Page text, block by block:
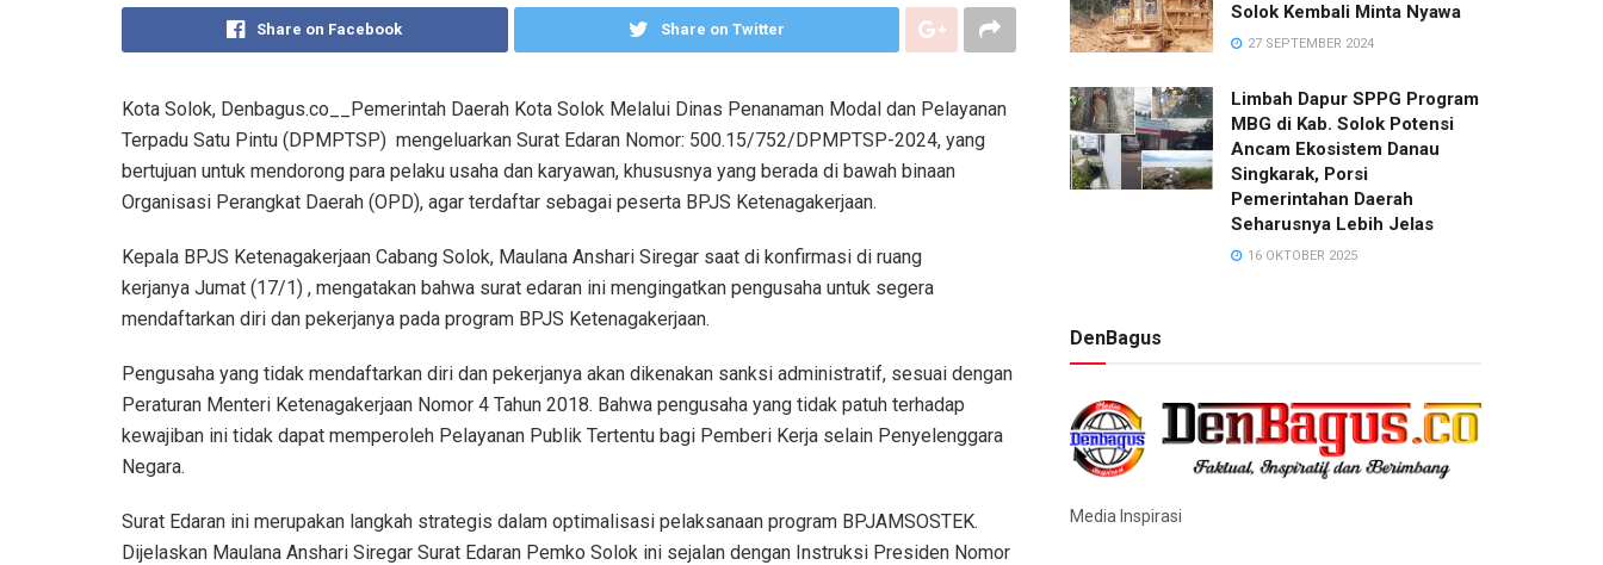
Share on Facebook Share on Twitter
Kota Solok, Denbagus.co__Pemerintah Daerah Kota Solok Melalui Dinas Penanaman Modal dan Pelayanan
Terpadu Satu Pintu (DPMPTSP) mengeluarkan Surat Edaran Nomor: 500.15/752/DPMPTSP-2024, yang
bertujuan untuk mendorong para pelaku usaha dan karyawan, khususnya yang berada di bawah binaan
Organisasi Perangkat Daerah (OPD), agar terdaftar sebagai peserta BPJS Ketenagakerjaan.
Kepala BPJS Ketenagakerjaan Cabang Solok, Maulana Anshari Siregar saat di konfirmasi di ruang
kerjanya Jumat (17/1) , mengatakan bahwa surat edaran ini mengingatkan pengusaha untuk segera
mendaftarkan diri dan pekerjanya pada program BPJS Ketenagakerjaan.
Pengusaha yang tidak mendaftarkan diri dan pekerjanya akan dikenakan sanksi administratif, sesuai dengan
Peraturan Menteri Ketenagakerjaan Nomor 4 Tahun 2018. Bahwa pengusaha yang tidak patuh terhadap
kewajiban ini tidak dapat memperoleh Pelayanan Publik Tertentu bagi Pemberi Kerja selain Penyelenggara
Negara.
Surat Edaran ini merupakan langkah strategis dalam optimalisasi pelaksanaan program BPJAMSOSTEK.
Dijelaskan Maulana Anshari Siregar Surat Edaran Pemko Solok ini sejalan dengan Instruksi Presiden Nomor
Solok Kembali Minta Nyawa
27 SEPTEMBER 2024
Limbah Dapur SPPG Program
MBG di Kab. Solok Potensi
Ancam Ekosistem Danau
Singkarak, Porsi
Pemerintahan Daerah
Seharusnya Lebih Jelas
16 OKTOBER 2025
DenBagus
Media Inspirasi